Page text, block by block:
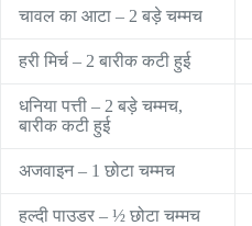
चावल का आटा – 2 बड़े चम्मच
हरी मिर्च – 2 बारीक कटी हुई
धनिया पत्ती – 2 बड़े चम्मच,
बारीक कटी हुई
अजवाइन – 1 छोटा चम्मच
हल्दी पाउडर – ½ छोटा चम्मच